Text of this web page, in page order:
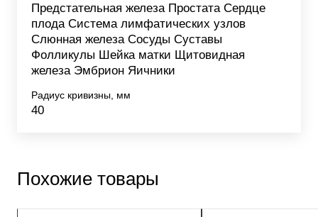
Предстательная железа Простата Сердце
плода Система лимфатических узлов
Слюнная железа Сосуды Суставы
Фолликулы Шейка матки Щитовидная
железа Эмбрион Яичники
Радиус кривизны, мм
40
Похожие товары